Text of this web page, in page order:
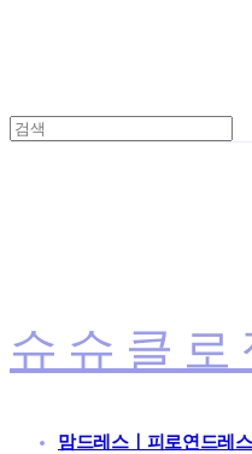
슈슈클
맘드레스ㅣ피로연드레스